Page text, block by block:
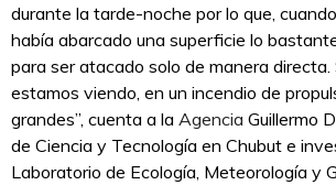
durante la tarde-noche por lo que,
había abarcado una superficie lo
para ser atacado solo de manera
estamos viendo, en un incendio de
grandes”, cuenta a la Agencia Guillermo
de Ciencia y Tecnología en Chubut e
Laboratorio de Ecología, Meteorología y